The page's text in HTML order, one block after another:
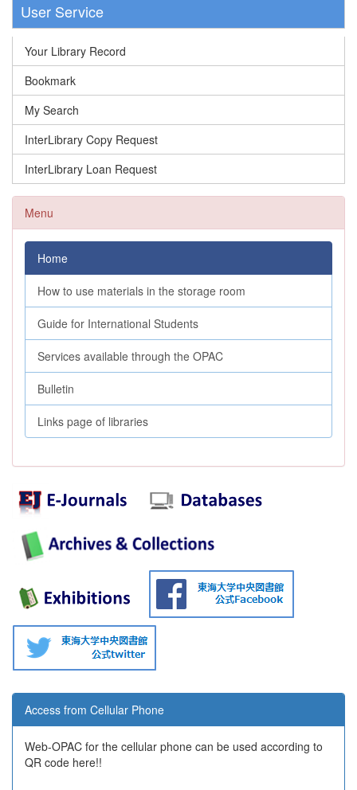
User Service
Your Library Record
Bookmark
My Search
InterLibrary Copy Request
InterLibrary Loan Request
Menu
Home
How to use materials in the storage room
Guide for International Students
Services available through the OPAC
Bulletin
Links page of libraries
Access from Cellular Phone
Web-OPAC for the cellular phone can be used according to
QR code here!!